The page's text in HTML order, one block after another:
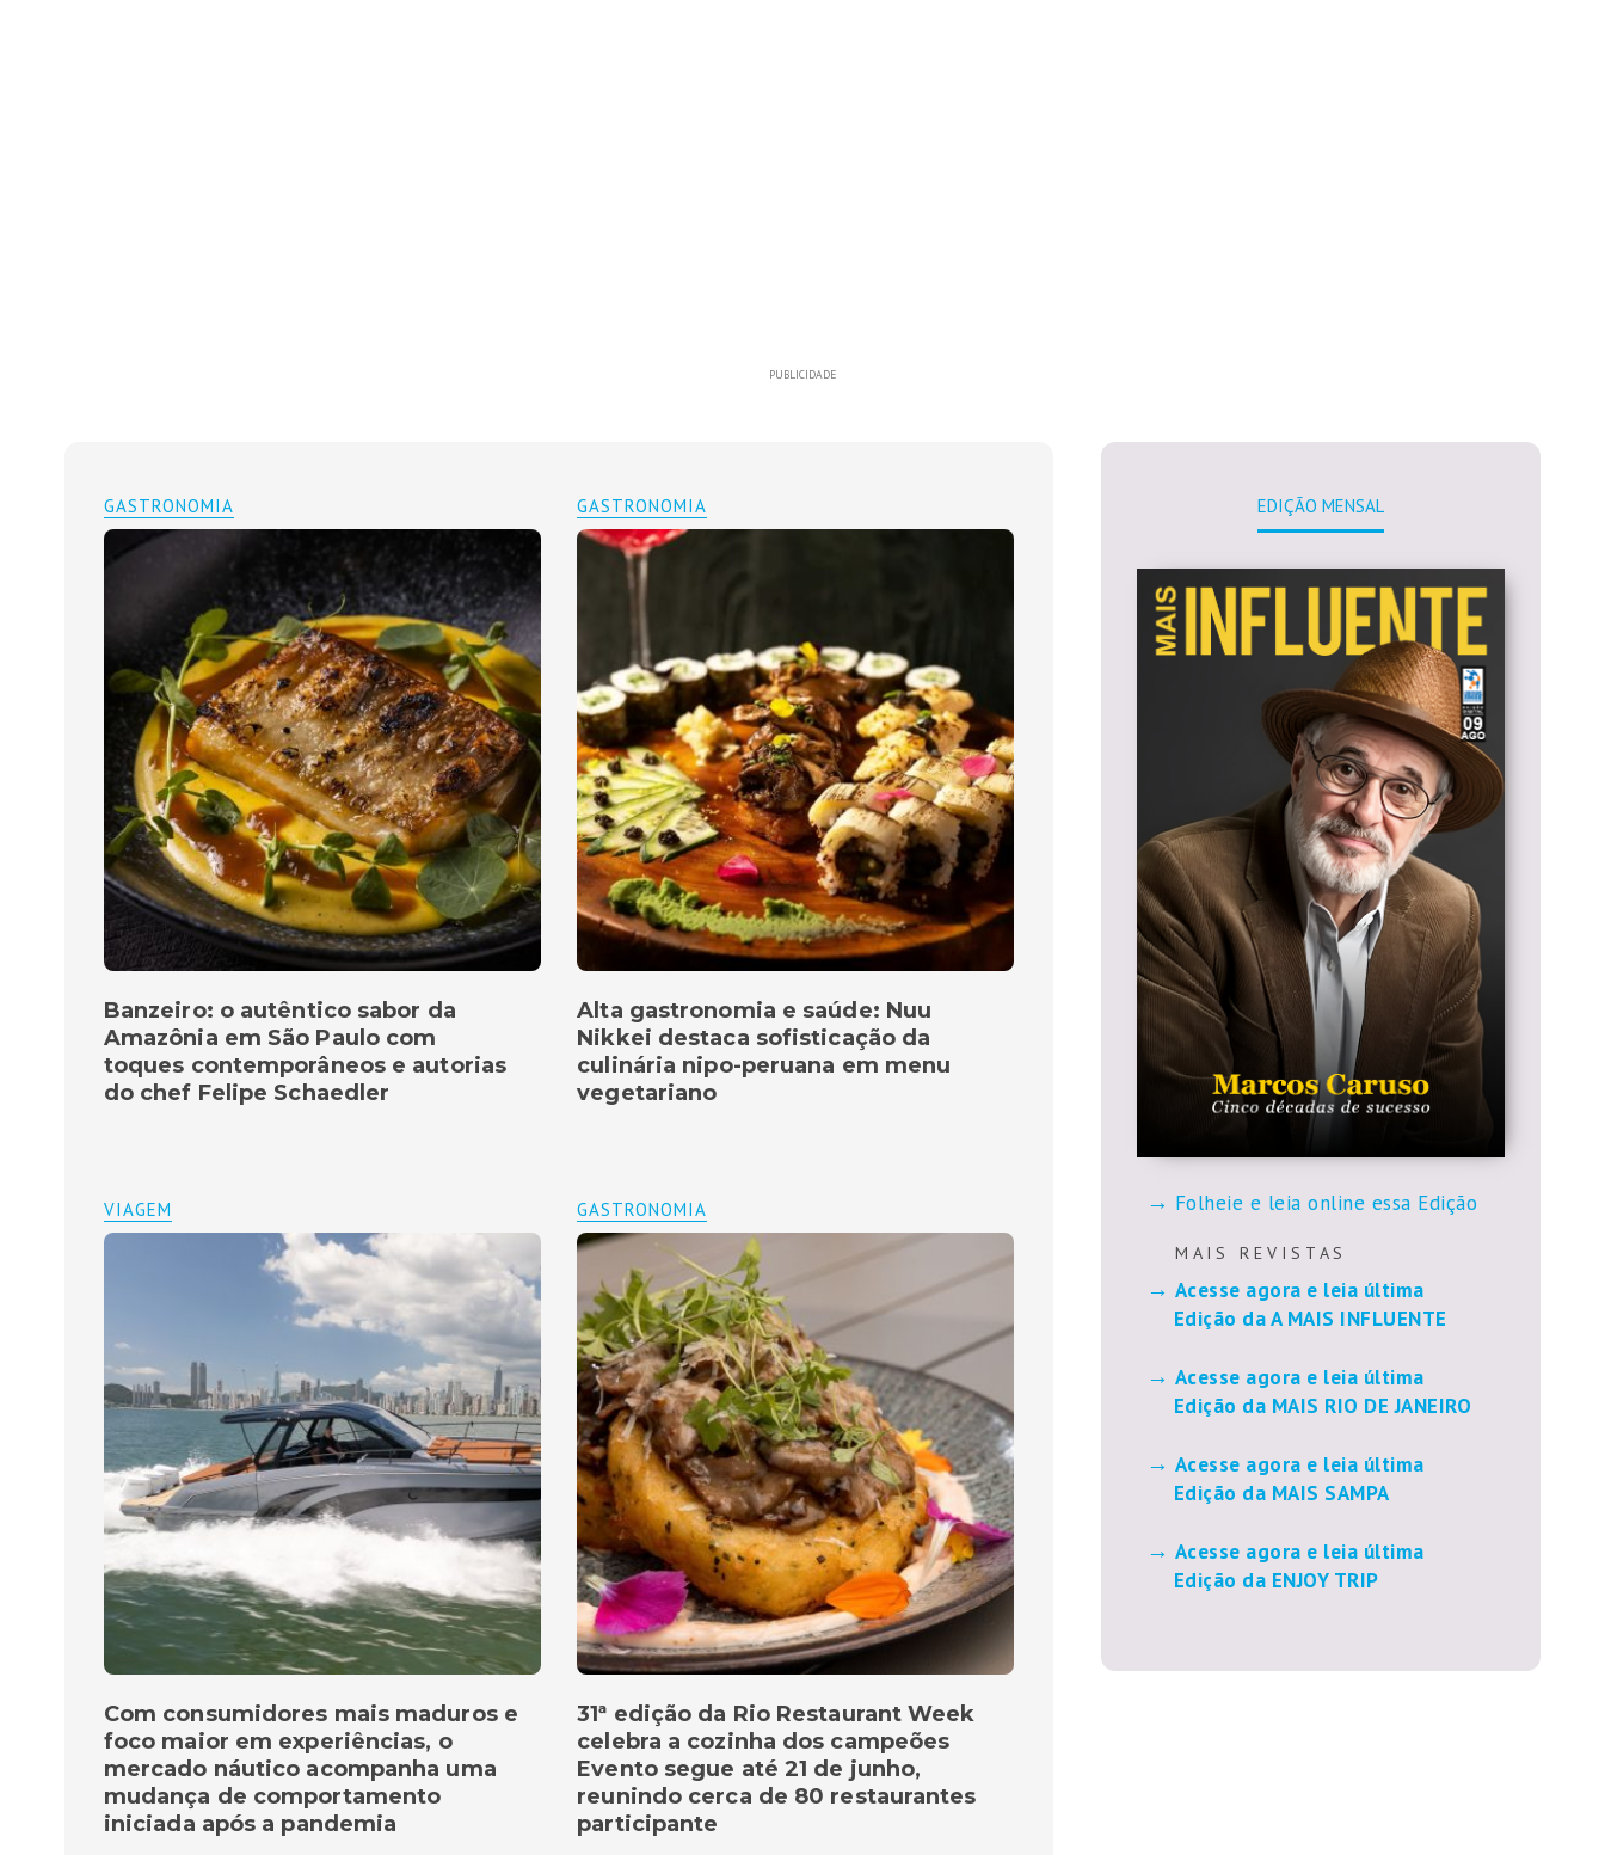
PUBLICIDADE
GASTRONOMIA
Alta gastronomia e saúde: Nuu
Nikkei destaca sofisticação da
culinária nipo-peruana em menu
vegetariano
GASTRONOMIA
Banzeiro: o autêntico sabor da
Amazônia em São Paulo com
toques contemporâneos e autorias
do chef Felipe Schaedler
GASTRONOMIA
31ª edição da Rio Restaurant Week
celebra a cozinha dos campeões
Evento segue até 21 de junho,
reunindo cerca de 80 restaurantes
participante
VIAGEM
Com consumidores mais maduros e
foco maior em experiências, o
mercado náutico acompanha uma
mudança de comportamento
iniciada após a pandemia
EDIÇÃO MENSAL
Folheie e leia online essa Edição
M A I S R E V I S T A S
Acesse agora e leia última
Edição da A MAIS INFLUENTE
Acesse agora e leia última
Edição da MAIS RIO DE JANEIRO
Acesse agora e leia última
Edição da MAIS SAMPA
Acesse agora e leia última
Edição da ENJOY TRIP